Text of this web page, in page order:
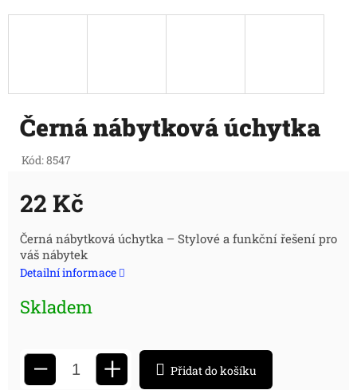
Černá nábytková úchytka
Kód:8547
22 Kč
Měrná
cena:
Černá nábytková úchytka – Stylové a funkční řešení pro
váš nábytek
Detailní informace
Skladem
− + Přidat do košíku